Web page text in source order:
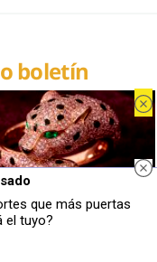
boletín
CocheGlobal, en
que simboliza la
que más puertas
el tuyo?